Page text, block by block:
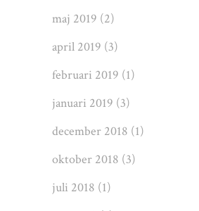
maj 2019 (2)
april 2019 (3)
februari 2019 (1)
januari 2019 (3)
december 2018 (1)
oktober 2018 (3)
juli 2018 (1)